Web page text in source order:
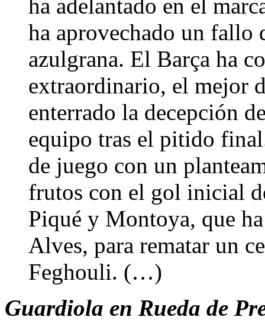
ha adelantado en el
ha aprovechado un fallo
azulgrana. El Barça ha
extraordinario, el mejor
enterrado la decepción
equipo tras el pitido
de juego con un
frutos con el gol inicial
Piqué y Montoya, que
Alves, para rematar un
Feghouli. (…)
Guardiola en Rueda de